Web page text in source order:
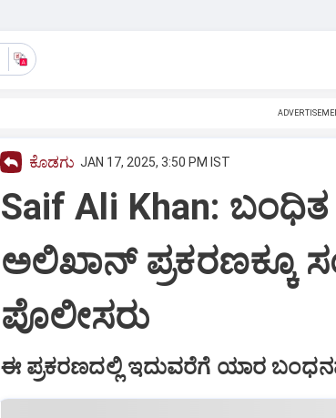
ಕೊಡಗು JAN 17, 2025, 3:50 PM IST
Saif Ali Khan: ಬಂಧಿತ
ಅಲಿಖಾನ್‌ ಪ್ರಕರಣಕ್ಕೂ
ಪೊಲೀಸರು
ಈ ಪ್ರಕರಣದಲ್ಲಿ ಇದುವರೆಗೆ ಯಾರ